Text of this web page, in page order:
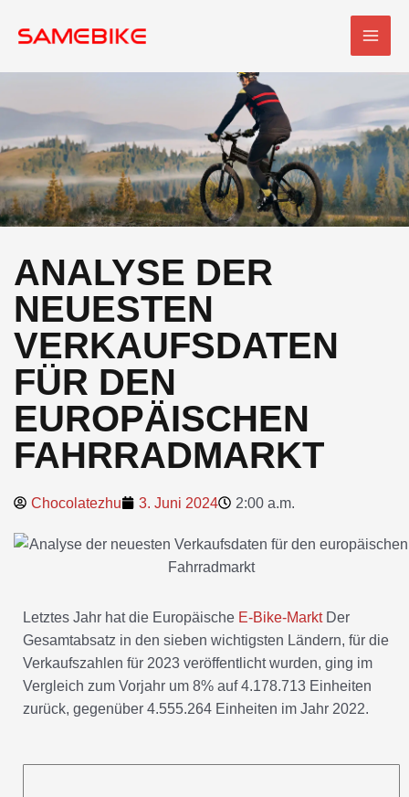
Inhalt
ANALYSE DER
NEUESTEN
VERKAUFSDATEN
FÜR DEN
EUROPÄISCHEN
FAHRRADMARKT
Chocolatezhu 3. Juni 2024 2:00 a.m.
Letztes Jahr hat die Europäische E-Bike-MarktDer
Gesamtabsatz in den sieben wichtigsten Ländern, für die
Verkaufszahlen für 2023 veröffentlicht wurden, ging im
Vergleich zum Vorjahr um 8% auf 4.178.713 Einheiten
zurück, gegenüber 4.555.264 Einheiten im Jahr 2022.